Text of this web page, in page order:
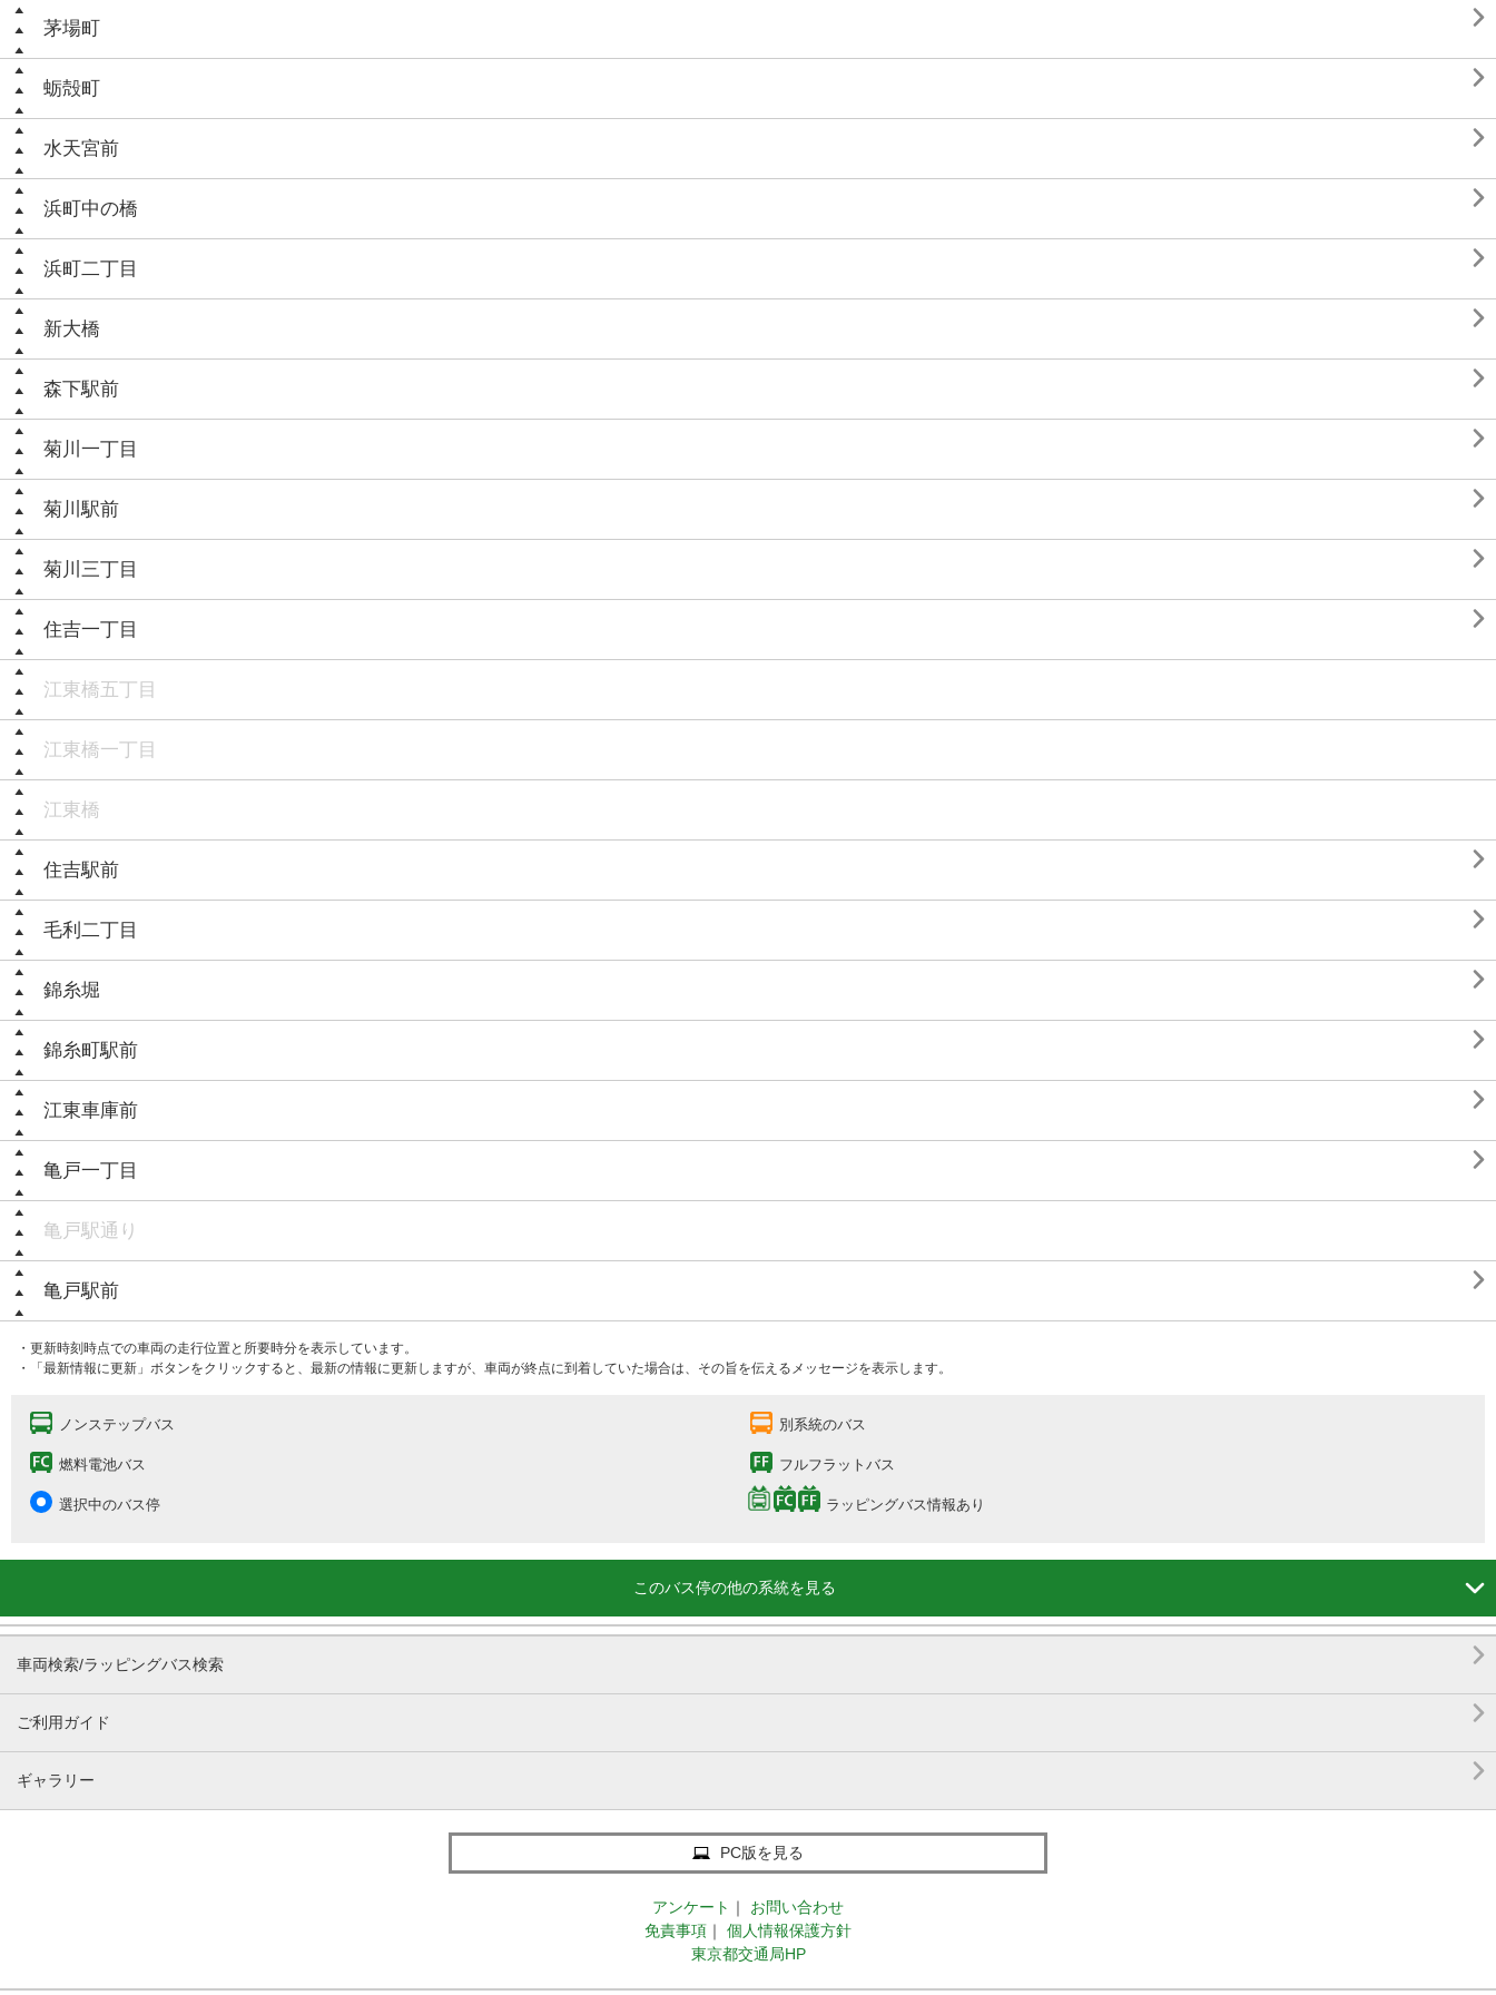
茅場町 
蛎殻町 
水天宮前 
浜町中の橋 
浜町二丁目 
新大橋 
森下駅前 
菊川一丁目 
菊川駅前 
菊川三丁目 
住吉一丁目 
江東橋五丁目
江東橋一丁目
江東橋
住吉駅前 
毛利二丁目 
錦糸堀 
錦糸町駅前 
江東車庫前 
亀戸一丁目 
亀戸駅通り
亀戸駅前 
・更新時刻時点での車両の走行位置と所要時分を表示しています。
・「最新情報に更新」ボタンをクリックすると、最新の情報に更新しますが、車両が終点に到着していた場合は、その旨を伝えるメッセージを表示します。
ノンステップバス 別系統のバス
燃料電池バス フルフラットバス
選択中のバス停 ラッピングバス情報あり
このバス停の他の系統を見る 
車両検索/ラッピングバス検索 
ご利用ガイド 
ギャラリー 
PC版を見る
アンケート ｜
お問い合わせ
免責事項 ｜
個人情報保護方針
東京都交通局HP